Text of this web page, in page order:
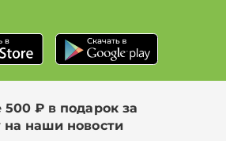
500 ₽ в подарок за
на наши новости